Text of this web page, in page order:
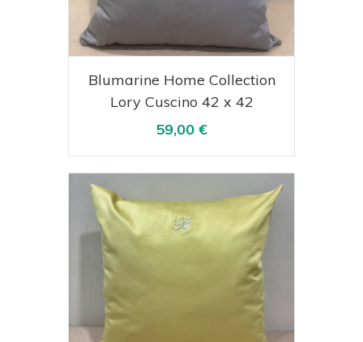
Acquista Visualizza
Blumarine Home Collection
Lory Cuscino 42 x 42
59,00 €